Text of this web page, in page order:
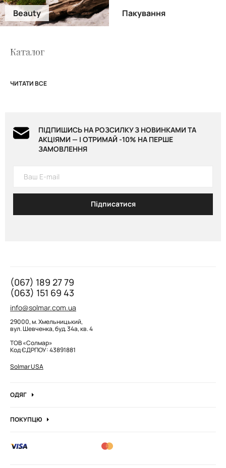
Beauty Пакування
Каталог
ЧИТАТИ ВСЕ
ПІДПИШИСЬ НА РОЗСИЛКУ З НОВИНКАМИ ТА
АКЦІЯМИ — І ОТРИМАЙ -10% НА ПЕРШЕ
ЗАМОВЛЕННЯ
Підписатися
(067) 189 27 79
(063) 151 69 43
info@solmar.com.ua
29000, м. Хмельницький,
вул. Шевченка, буд. 34а, кв. 4
ТОВ «Солмар»
Код ЄДРПОУ: 43891881
Solmar USA
ОДЯГ
Кофти та джемпера
Боді
ПОКУПЦЮ
Вакансії компанії